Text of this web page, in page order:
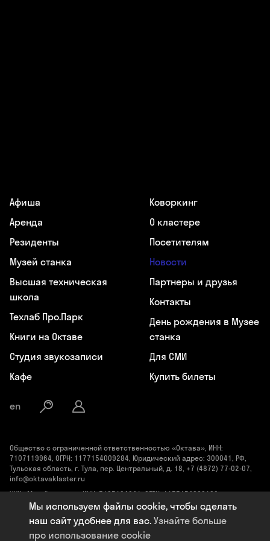
Афиша
Аренда
Резиденты
Музей станка
Высшая техническая
школа
Техлаб Про.Парк
Книги на Октаве
Студия звукозаписи
Кафе
Коворкинг
О кластере
Посетителям
Новости
Партнеры и друзья
Контакты
День рождения в Музее
станка
Для СМИ
Купить билеты
en
Общество с ограниченной ответственностью «Октава», ИНН:
7107119964, ОГРН: 1177154009284, Юридический адрес: 300041, РФ,
Тульская область, г. Тула, пер. Центральный, д. 18, +7 (4872) 77-02-07,
info@oktavaklaster.ru
ЧУК «Музей станка», ИНН: 7107124241, ОГРН: 1177154030162,
Юридический адрес: 300041, Тульская область, г. Тула, пер.
Центральный, д. 18, +7 (991) 414-00-98, info@oktavaklaster.ru
Политика обработки персональных данных
Мы используем файлы cookie, чтобы сделать
наш сайт удобнее для вас. Узнайте больше
про использование cookie